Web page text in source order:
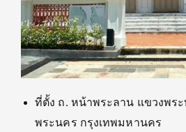
ที่ตั้ง ถ. หน้าพระลาน แขวงพร
พระนคร กรุงเทพมหานคร